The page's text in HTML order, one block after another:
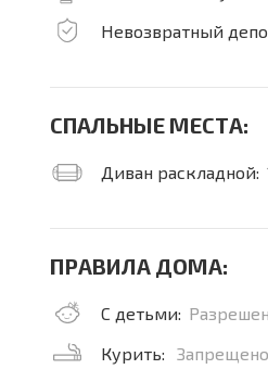
Невозвратный
СПАЛЬНЫЕ МЕСТА:
Диван раскладной:
ПРАВИЛА ДОМА:
С детьми:
Курить:
Запрещено